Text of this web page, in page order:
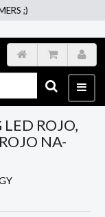
;)
ROJO,
NA-